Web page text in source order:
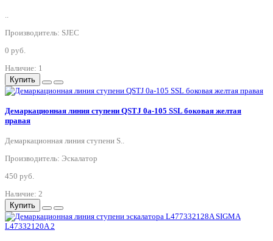
Производитель: SJEC
0 руб.
Наличие: 1
Купить
Демаркационная линия ступени QSTJ 0a-105 SSL боковая желтая
правая
Демаркационная линия ступени S..
Производитель: Эскалатор
450 руб.
Наличие: 2
Купить